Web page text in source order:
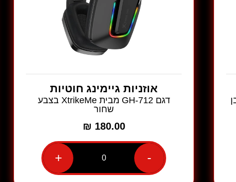
אוזניות גיימינג חוטיות
דגם GH-712 מבית XtrikeMe בצבע
שחור
180.00
₪
-
כמות
של
אוזניות
+